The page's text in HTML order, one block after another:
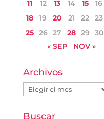
11
12 13 14 15 16
18
19 20 21 22 23
25 26 27 28 29 30
« SEP
NOV »
Archivos
Archivos
Buscar